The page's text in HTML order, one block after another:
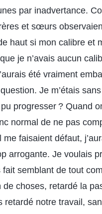
par inadvertance.
et sœurs
haut si mon calibre
je n’avais aucun
été vraiment
Je m’étais
progresser ? Quand
normal de ne pas
faisaient défaut,
arrogante. Je voulais
fait semblant de tout
choses, retardé la
retardé notre travail,